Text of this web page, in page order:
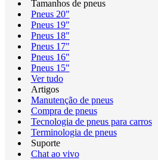
Tamanhos de pneus
Pneus 20"
Pneus 19"
Pneus 18"
Pneus 17"
Pneus 16"
Pneus 15"
Ver tudo
Artigos
Manutenção de pneus
Compra de pneus
Tecnologia de pneus para carros
Terminologia de pneus
Suporte
Chat ao vivo